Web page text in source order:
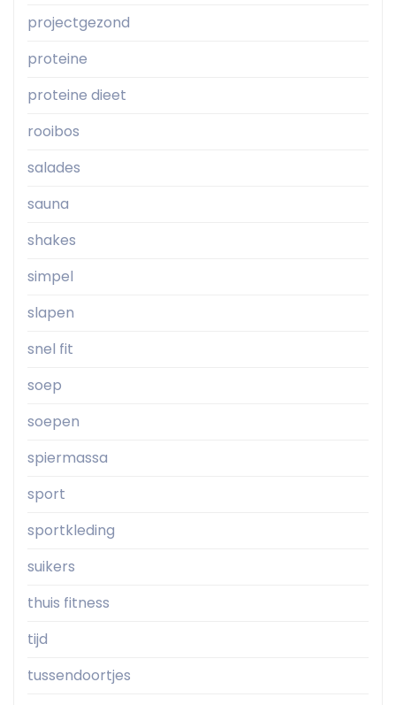
projectgezond
proteine
proteine dieet
rooibos
salades
sauna
shakes
simpel
slapen
snel fit
soep
soepen
spiermassa
sport
sportkleding
suikers
thuis fitness
tijd
tussendoortjes